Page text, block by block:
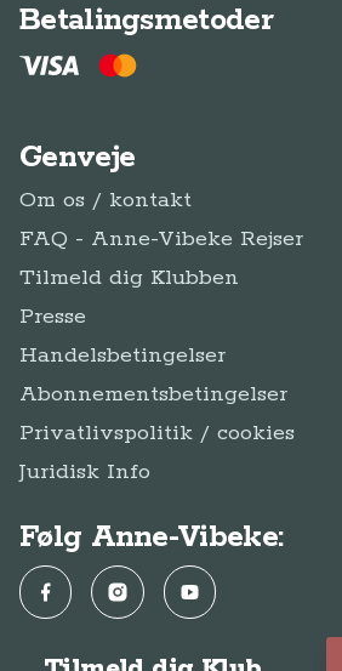
Betalingsmetoder
Genveje
Om os / kontakt
FAQ - Anne-Vibeke Rejser
Tilmeld dig Klubben
Presse
Handelsbetingelser
Abonnementsbetingelser
Privatlivspolitik / cookies
Juridisk Info
Følg Anne-Vibeke:
FacebookInstagramYouTube